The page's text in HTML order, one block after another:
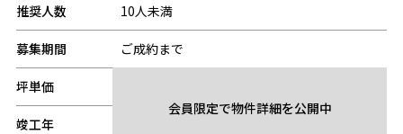
推奨人数 10人未満
募集期間 ご成約まで
坪単価
竣工年
会員限定で物件詳細を公開中